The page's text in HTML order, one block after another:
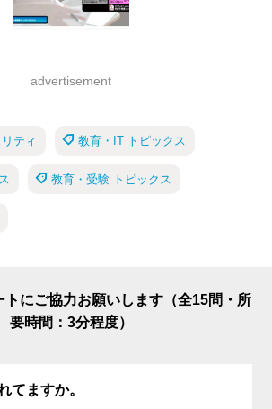
advertisement
ティ 教育・IT トピックス
教育・受験 トピックス
トにご協力お願いします（全15問・所
要時間：3分程度）
てますか。